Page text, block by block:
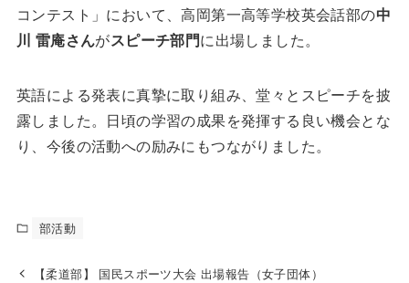
コンテスト」において、高岡第一高等学校英会話部の中
川 雷庵さんがスピーチ部門に出場しました。
英語による発表に真摯に取り組み、堂々とスピーチを披
露しました。日頃の学習の成果を発揮する良い機会とな
り、今後の活動への励みにもつながりました。
部活動
【柔道部】 国民スポーツ大会 出場報告（女子団体）